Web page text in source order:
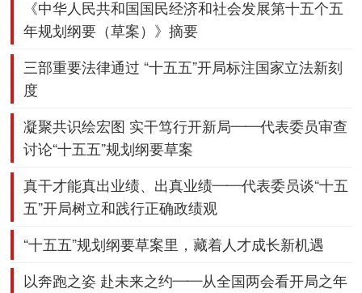
《中华人民共和国国民经济和社会发展第十五个五
年规划纲要（草案）》摘要
三部重要法律通过 “十五五”开局标注国家立法新刻
度
凝聚共识绘宏图 实干笃行开新局——代表委员审查
讨论“十五五”规划纲要草案
真干才能真出业绩、出真业绩——代表委员谈“十五
五”开局树立和践行正确政绩观
“十五五”规划纲要草案里，藏着人才成长新机遇
以奔跑之姿 赴未来之约——从全国两会看开局之年